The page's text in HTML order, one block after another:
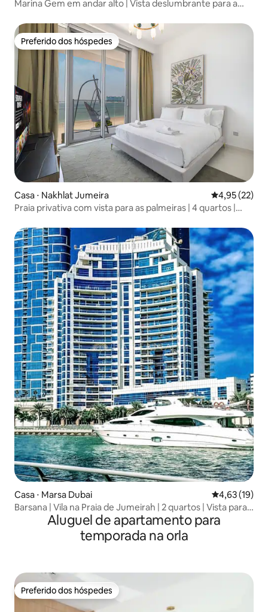
Marina Gem em andar alto | Vista deslumbrante para a
Preferido dos hóspedes
Preferido dos hóspedes
Casa ⋅ Nakhlat Jumeira 4,95 de uma
4,95 (22)
Praia privativa com vista para as palmeiras | 4 quartos |
Casa ⋅ Marsa Dubai 4,63 de uma
4,63 (19)
Barsana | Vila na Praia de Jumeirah | 2 quartos | Vista para a
Aluguel de apartamento para
temporada na orla
Preferido dos hóspedes
Preferido dos hóspedes